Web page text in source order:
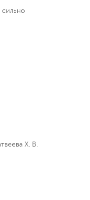
Х. В.